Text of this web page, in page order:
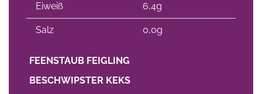
Eiweiß 6,4g
Salz 0,0g
FEENSTAUB FEIGLING
BESCHWIPSTER KEKS